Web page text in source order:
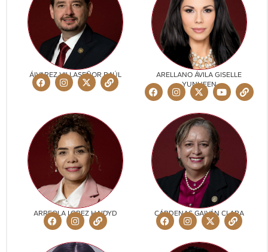
ÁLVAREZ VILLASEÑOR RAÚL
ARELLANO ÁVILA GISELLE
YUNUEEN
ARREOLA LOPEZ HAIDYD CÁRDENAS GALVÁN CLARA